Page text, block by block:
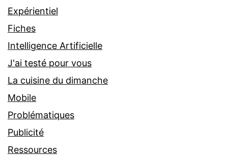
Expérientiel
Fiches
Intelligence Artificielle
J'ai testé pour vous
La cuisine du dimanche
Mobile
Problématiques
Publicité
Ressources